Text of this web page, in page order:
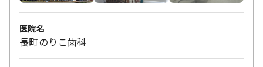
医院名
長町のりこ歯科